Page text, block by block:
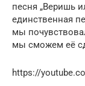
песня „Веришь
единственная
мы
мы сможем её
https://